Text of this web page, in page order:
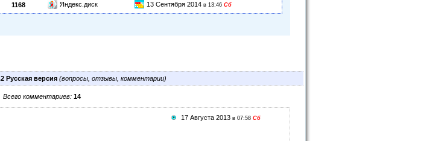
1168 Яндекс.диск 13 Сентября 2014 в 13:46 Сб
Русская версия (вопросы, отзывы, комментарии)
Всего комментариев: 14
17 Августа 2013 в 07:58 Сб